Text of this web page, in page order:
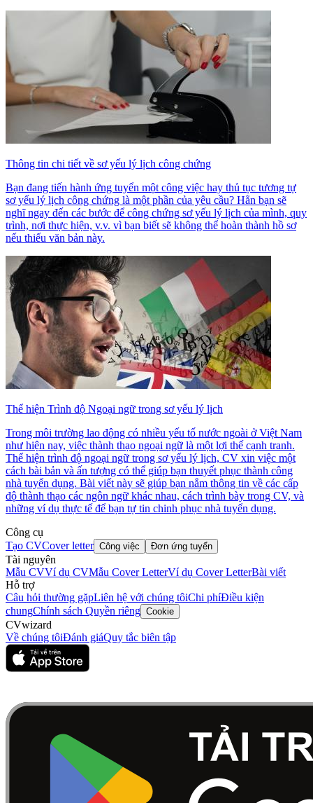
Thông tin chi tiết về sơ yếu lý lịch công chứng
Bạn đang tiến hành ứng tuyển một công việc hay thủ tục tương tự
sơ yếu lý lịch công chứng là một phần của yêu cầu? Hẳn bạn sẽ
nghĩ ngay đến các bước để công chứng sơ yếu lý lịch của mình, quy
trình, nơi thực hiện, v.v. vì bạn biết sẽ không thể hoàn thành hồ sơ
nếu thiếu văn bản này.
Thể hiện Trình độ Ngoại ngữ trong sơ yếu lý lịch
Trong môi trường lao động có nhiều yếu tố nước ngoài ở Việt Nam
như hiện nay, việc thành thạo ngoại ngữ là một lợi thế cạnh tranh.
Thể hiện trình độ ngoại ngữ trong sơ yếu lý lịch, CV xin việc một
cách bài bản và ấn tượng có thể giúp bạn thuyết phục thành công
nhà tuyển dụng. Bài viết này sẽ giúp bạn nắm thông tin về các cấp
độ thành thạo các ngôn ngữ khác nhau, cách trình bày trong CV, và
những ví dụ thực tế để bạn tự tin chinh phục nhà tuyển dụng.
Công cụ
Tạo CVCover letter Công việc Đơn ứng tuyển
Tài nguyên
Mẫu CVVí dụ CVMẫu Cover LetterVí dụ Cover LetterBài viết
Hỗ trợ
Câu hỏi thường gặpLiên hệ với chúng tôiChi phíĐiều kiện
chungChính sách Quyền riêng Cookie
CVwizard
Về chúng tôiĐánh giáQuy tắc biên tập